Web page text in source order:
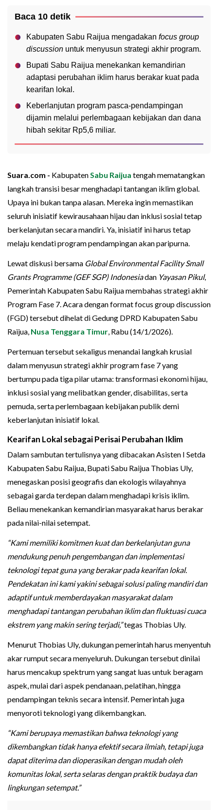
Baca 10 detik
Kabupaten Sabu Raijua mengadakan focus group
discussion untuk menyusun strategi akhir program.
Bupati Sabu Raijua menekankan kemandirian
adaptasi perubahan iklim harus berakar kuat pada
kearifan lokal.
Keberlanjutan program pasca-pendampingan
dijamin melalui perlembagaan kebijakan dan dana
hibah sekitar Rp5,6 miliar.
Suara.com - Kabupaten Sabu Raijua tengah mematangkan
langkah transisi besar menghadapi tantangan iklim global.
Upaya ini bukan tanpa alasan. Mereka ingin memastikan
seluruh inisiatif kewirausahaan hijau dan inklusi sosial tetap
berkelanjutan secara mandiri. Ya, inisiatif ini harus tetap
melaju kendati program pendampingan akan paripurna.
Lewat diskusi bersama Global Environmental Facility Small
Grants Programme (GEF SGP) Indonesiadan Yayasan Pikul,
Pemerintah Kabupaten Sabu Raijua membahas strategi akhir
Program Fase 7. Acara dengan format focus group discussion
(FGD) tersebut dihelat di Gedung DPRD Kabupaten Sabu
Raijua, Nusa Tenggara Timur , Rabu (14/1/2026).
Pertemuan tersebut sekaligus menandai langkah krusial
dalam menyusun strategi akhir program fase 7 yang
bertumpu pada tiga pilar utama: transformasi ekonomi hijau,
inklusi sosial yang melibatkan gender, disabilitas, serta
pemuda, serta perlembagaan kebijakan publik demi
keberlanjutan inisiatif lokal.
Kearifan Lokal sebagai Perisai Perubahan Iklim
Dalam sambutan tertulisnya yang dibacakan Asisten I Setda
Kabupaten Sabu Raijua, Bupati Sabu Raijua Thobias Uly,
menegaskan posisi geografis dan ekologis wilayahnya
sebagai garda terdepan dalam menghadapi krisis iklim.
Beliau menekankan kemandirian masyarakat harus berakar
pada nilai-nilai setempat.
“Kami memiliki komitmen kuat dan berkelanjutan guna
mendukung penuh pengembangan dan implementasi
teknologi tepat guna yang berakar pada kearifan lokal.
Pendekatan ini kami yakini sebagai solusi paling mandiri dan
adaptif untuk memberdayakan masyarakat dalam
menghadapi tantangan perubahan iklim dan fluktuasi cuaca
ekstrem yang makin sering terjadi,”tegas Thobias Uly.
Menurut Thobias Uly, dukungan pemerintah harus menyentuh
akar rumput secara menyeluruh. Dukungan tersebut dinilai
harus mencakup spektrum yang sangat luas untuk beragam
aspek, mulai dari aspek pendanaan, pelatihan, hingga
pendampingan teknis secara intensif. Pemerintah juga
menyoroti teknologi yang dikembangkan.
“Kami berupaya memastikan bahwa teknologi yang
dikembangkan tidak hanya efektif secara ilmiah, tetapi juga
dapat diterima dan dioperasikan dengan mudah oleh
komunitas lokal, serta selaras dengan praktik budaya dan
lingkungan setempat.”